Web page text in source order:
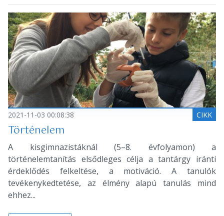
2021-11-03 00:08:38 CIKK
Történelem
A kisgimnazistáknál (5–8. évfolyamon) a
történelemtanítás elsődleges célja a tantárgy iránti
érdeklődés felkeltése, a motiváció. A tanulók
tevékenykedtetése, az élmény alapú tanulás mind
ehhez...